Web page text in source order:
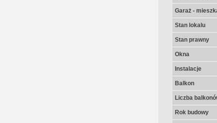
Garaż -
Stan lokalu
Stan prawny
Okna
Instalacje
Balkon
Liczba
Rok budowy